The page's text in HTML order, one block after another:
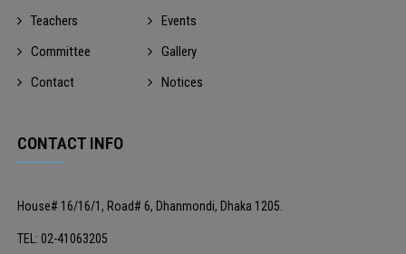
Teachers
Events
Committee
Gallery
Contact
Notices
CONTACT INFO
House# 16/16/1, Road# 6, Dhanmondi, Dhaka 1205.
TEL: 02-41063205